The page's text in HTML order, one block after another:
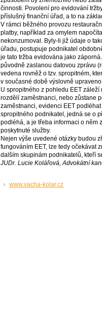
činnosti. Povolení pro evidování
příslušný finanční úřad, a to na
V rámci běžného provozu
platby, například za omylem
nekonzumoval. Byly-li již údaje o
úřadu, postupuje podnikatel
je tato tržba evidována jako
původně zaslanou datovou zprávu
vedena rovněž o tzv. spropitném,
v současné době výslovně
U spropitného z pohledu EET
rozdělí zaměstnanci, nebo zůstane
zaměstnanci, evidenci EET
spropitného podnikatel, jedná se o
podléhá, a je třeba informaci o něm
poskytnuté služby.
Nejen výše uvedené otázky budou
fungováním EET, lze tedy očekávat
dalším skupinám podnikatelů, kteří
JUDr. Lucie Kolářová, Advokátní
www.vacha-kolar.cz